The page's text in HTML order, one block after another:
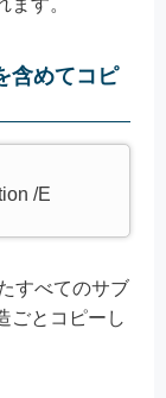
す。
含めてコピ
/E
すべてのサブ
ごとコピーし